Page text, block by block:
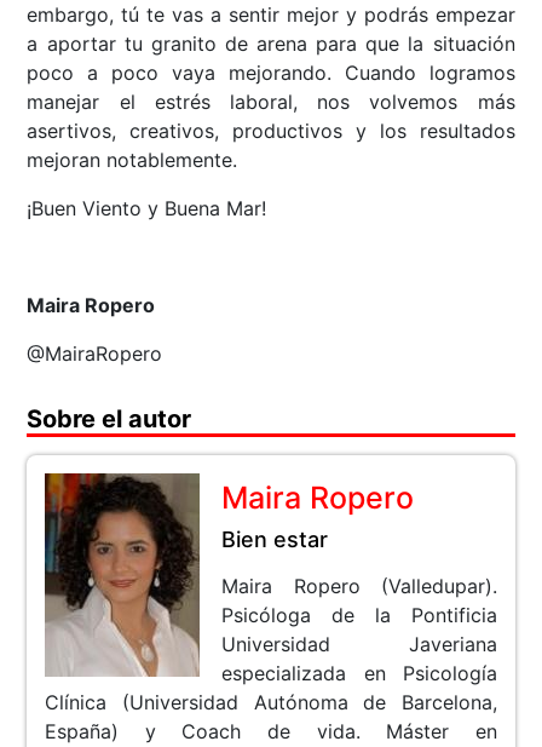
embargo, tú te vas a sentir mejor y podrás empezar
a aportar tu granito de arena para que la situación
poco a poco vaya mejorando. Cuando logramos
manejar el estrés laboral, nos volvemos más
asertivos, creativos, productivos y los resultados
mejoran notablemente.
¡Buen Viento y Buena Mar!
Maira Ropero
@MairaRopero
Sobre el autor
Maira Ropero
Bien estar
Maira Ropero (Valledupar).
Psicóloga de la Pontificia
Universidad Javeriana
especializada en Psicología
Clínica (Universidad Autónoma de Barcelona,
España) y Coach de vida. Máster en